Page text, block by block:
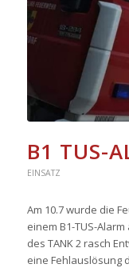
B1 TUS-
EINSATZ
Am 10.7 wurde die
einem B1-TUS-
des TANK 2 rasch
eine Fehlauslösung